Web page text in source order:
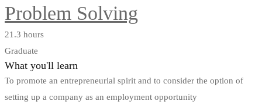
Problem Solving
21.3 hours
Graduate
What you'll learn
To promote an entrepreneurial spirit and to consider the option of
setting up a company as an employment opportunity